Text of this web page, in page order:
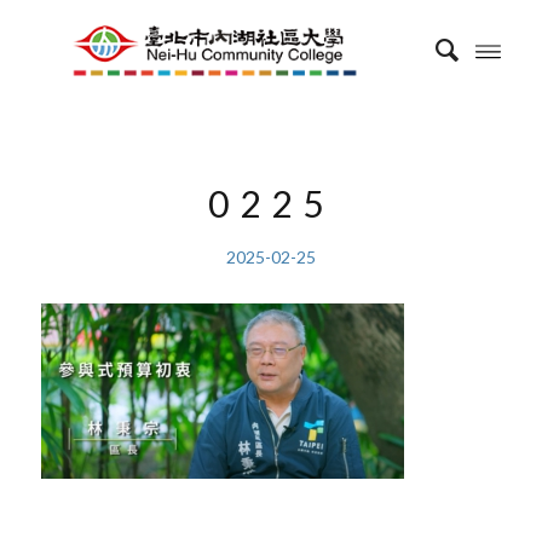
0225
2025-02-25